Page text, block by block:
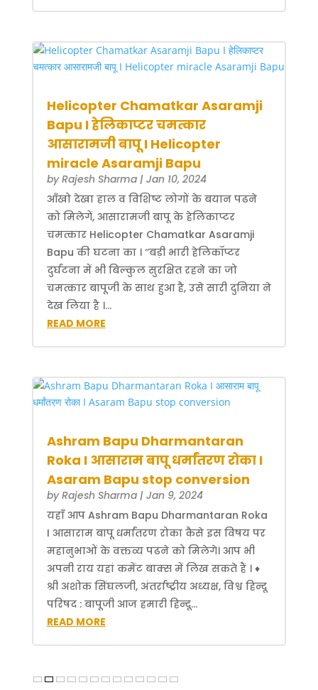
Helicopter Chamatkar Asaramji
Bapu I हेलिकाप्टर चमत्कार
आसारामजी बापू I Helicopter
miracle Asaramji Bapu
byRajesh Sharma| Jan 10, 2024
आँखो देखा हाल व विशिष्ट लोगों के बयान पढने
को मिलेगें, आसारामजी बापू के हेलिकाप्टर
चमत्कार Helicopter Chamatkar Asaramji
Bapu की घटना का । ‘‘बड़ी भारी हेलिकॉप्टर
दुर्घटना में भी बिल्कुल सुरक्षित रहने का जो
चमत्कार बापूजी के साथ हुआ है, उसे सारी दुनिया ने
देख लिया है ।...
READ MORE
Ashram Bapu Dharmantaran
Roka I आसाराम बापू धर्मांतरण रोका I
Asaram Bapu stop conversion
byRajesh Sharma| Jan 9, 2024
यहाँ आप Ashram Bapu Dharmantaran Roka
I आसाराम बापू धर्मांतरण रोका कैसे इस विषय पर
महानुभाओं के वक्तव्य पढने को मिलेगे। आप भी
अपनी राय यहां कमेंट बाक्स में लिख सकते हैं । ♦
श्री अशोक सिंघलजी, अंतर्राष्ट्रीय अध्यक्ष, विश्व हिन्दू
परिषद : बापूजी आज हमारी हिन्दू...
READ MORE